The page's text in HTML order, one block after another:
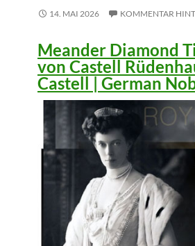
14. MAI 2026 KOMMENTAR
Meander Diamond
von Castell
Castell | German